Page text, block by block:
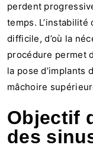
perdent
temps. L’instabilité
difficile, d’où la
procédure permet
la pose d’implants
mâchoire
Objectif
des